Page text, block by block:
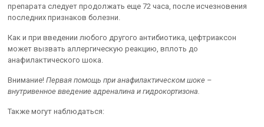
препарата следует продолжать еще 72 часа, после исчезновения
последних признаков болезни.
Как и при введении любого другого антибиотика, цефтриаксон
может вызвать аллергическую реакцию, вплоть до
анафилактического шока.
Внимание!Первая помощь при анафилактическом шоке –
внутривенное введение адреналина и гидрокортизона.
Также могут наблюдаться: